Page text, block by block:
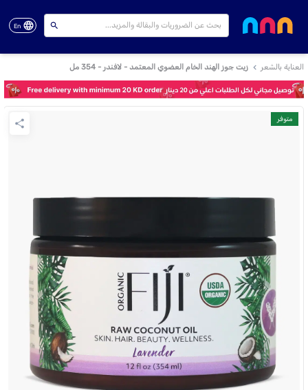
En
العناية بالشعر زيت جوز الهند الخام العضوي المعتمد - لافندر - 354 مل
متوفر